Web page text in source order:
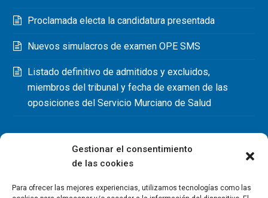
Gestionar el consentimiento
de las cookies
Para ofrecer las mejores experiencias, utilizamos tecnologías como las
Proclamada electa la candidatura presentada
Nuevos simulacros de examen OPE SMS
Listado definitivo de admitidos y excluidos,
miembros del tribunal y fecha de examen de las
oposiciones del Servicio Murciano de Salud